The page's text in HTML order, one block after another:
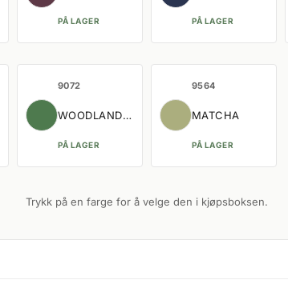
PÅ LAGER PÅ LAGER
9072
WOODLAND GREEN
PÅ LAGER
9564
MATCHA
PÅ LAGER
Trykk på en farge for å velge den i kjøpsboksen.